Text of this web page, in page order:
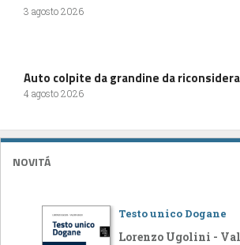
3 agosto 2026
Auto colpite da grandine da
4 agosto 2026
NOVITÁ
Testo unico Dogane
Lorenzo Ugolini -